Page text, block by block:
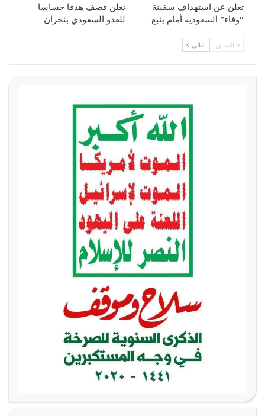
تعلن عن استهداف سفينة
“وفاء” السعودية أمام ينبع
تعلن قصف هدفا حساسا
للعدو السعودي بنجران
السابق التالي